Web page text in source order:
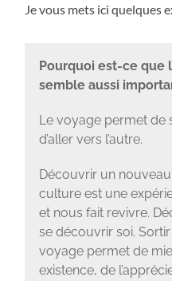
Je vous mets ici quelques
Pourquoi est-ce que
semble aussi
Le voyage permet de
d’aller vers l’autre.
Découvrir un
culture est une
et nous fait revivre.
se découvrir soi.
voyage permet de
existence, de